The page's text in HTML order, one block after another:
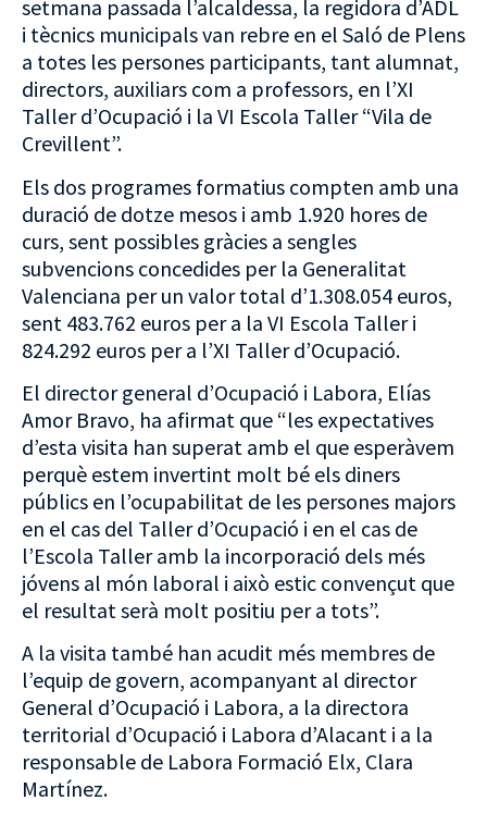
setmana passada l’alcaldessa, la regidora d’ADL
i tècnics municipals van rebre en el Saló de Plens
a totes les persones participants, tant alumnat,
directors, auxiliars com a professors, en l’XI
Taller d’Ocupació i la VI Escola Taller “Vila de
Crevillent”.
Els dos programes formatius compten amb una
duració de dotze mesos i amb 1.920 hores de
curs, sent possibles gràcies a sengles
subvencions concedides per la Generalitat
Valenciana per un valor total d’1.308.054 euros,
sent 483.762 euros per a la VI Escola Taller i
824.292 euros per a l’XI Taller d’Ocupació.
El director general d’Ocupació i Labora, Elías
Amor Bravo, ha afirmat que “les expectatives
d’esta visita han superat amb el que esperàvem
perquè estem invertint molt bé els diners
públics en l’ocupabilitat de les persones majors
en el cas del Taller d’Ocupació i en el cas de
l’Escola Taller amb la incorporació dels més
jóvens al món laboral i això estic convençut que
el resultat serà molt positiu per a tots”.
A la visita també han acudit més membres de
l’equip de govern, acompanyant al director
General d’Ocupació i Labora, a la directora
territorial d’Ocupació i Labora d’Alacant i a la
responsable de Labora Formació Elx, Clara
Martínez.